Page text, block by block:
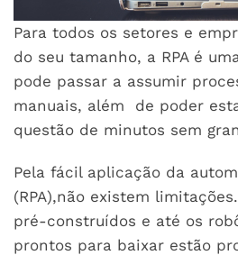
Para todos os setores e
do seu tamanho, a RPA é
pode passar a assumir
manuais, além de poder
questão de minutos sem
Pela fácil aplicação da
(RPA),não existem
pré-construídos e até os
prontos para baixar estão